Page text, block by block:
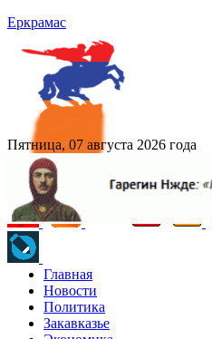
Еркрамас
Пятница, 07 августа 2026 года
Главная
Новости
Политика
Закавказье